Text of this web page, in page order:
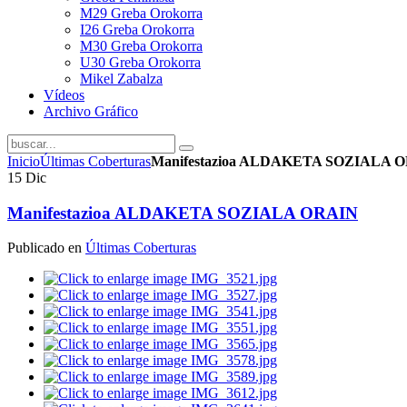
M29 Greba Orokorra
I26 Greba Orokorra
M30 Greba Orokorra
U30 Greba Orokorra
Mikel Zabalza
Vídeos
Archivo Gráfico
InicioÚltimas CoberturasManifestazioa ALDAKETA SOZIALA
15 Dic
Manifestazioa ALDAKETA SOZIALA ORAIN
Publicado en Últimas Coberturas